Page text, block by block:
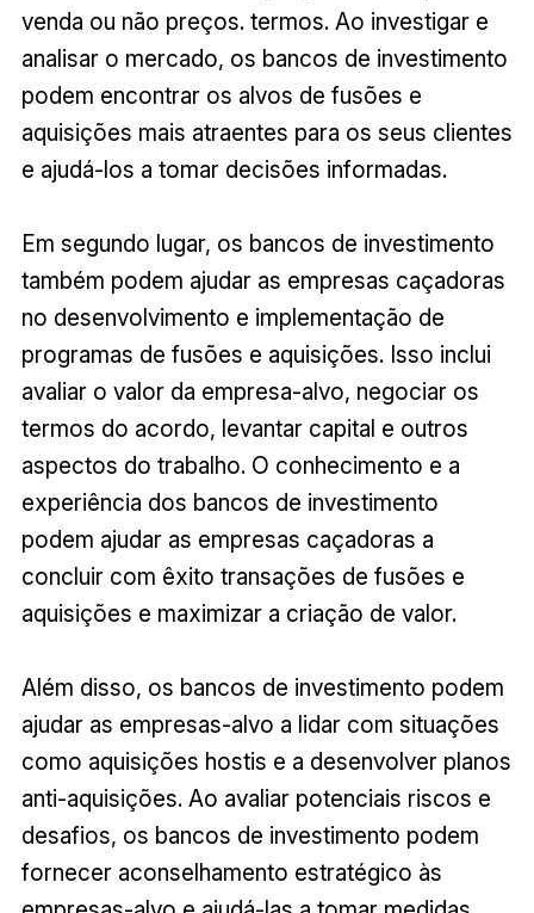
venda ou não preços. termos. Ao investigar e
analisar o mercado, os bancos de investimento
podem encontrar os alvos de fusões e
aquisições mais atraentes para os seus clientes
e ajudá-los a tomar decisões informadas.
Em segundo lugar, os bancos de investimento
também podem ajudar as empresas caçadoras
no desenvolvimento e implementação de
programas de fusões e aquisições. Isso inclui
avaliar o valor da empresa-alvo, negociar os
termos do acordo, levantar capital e outros
aspectos do trabalho. O conhecimento e a
experiência dos bancos de investimento
podem ajudar as empresas caçadoras a
concluir com êxito transações de fusões e
aquisições e maximizar a criação de valor.
Além disso, os bancos de investimento podem
ajudar as empresas-alvo a lidar com situações
como aquisições hostis e a desenvolver planos
anti-aquisições. Ao avaliar potenciais riscos e
desafios, os bancos de investimento podem
fornecer aconselhamento estratégico às